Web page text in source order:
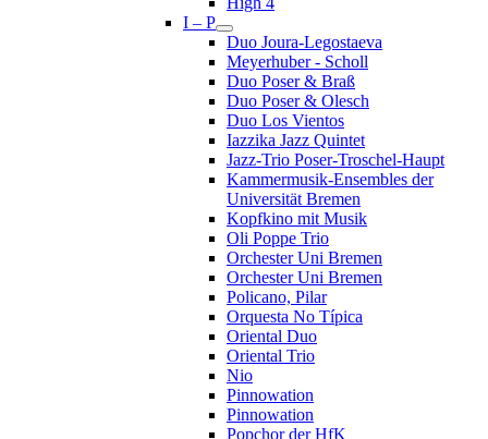
I – P
Duo Joura-Legostaeva
Meyerhuber - Scholl
Duo Poser & Braß
Duo Poser & Olesch
Duo Los Vientos
Iazzika Jazz Quintet
Jazz-Trio Poser-Troschel-Haupt
Kammermusik-Ensembles der
Universität Bremen
Kopfkino mit Musik
Oli Poppe Trio
Orchester Uni Bremen
Orchester Uni Bremen
Policano, Pilar
Orquesta No Típica
Oriental Duo
Oriental Trio
Nio
Pinnowation
Pinnowation
Popchor der HfK